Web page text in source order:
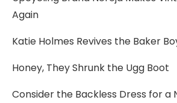
Again
Katie Holmes Revives the Baker
Honey, They Shrunk the Ugg Boot
Consider the Backless Dress for a